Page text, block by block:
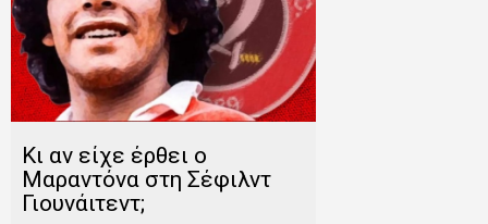
Κι αν είχε έρθει ο
Μαραντόνα στη Σέφιλντ
Γιουνάιτεντ;